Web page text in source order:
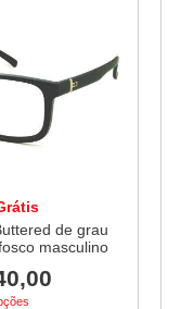
de grau
masculino